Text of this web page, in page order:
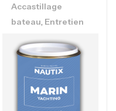
Accastillage
bateau Entretien